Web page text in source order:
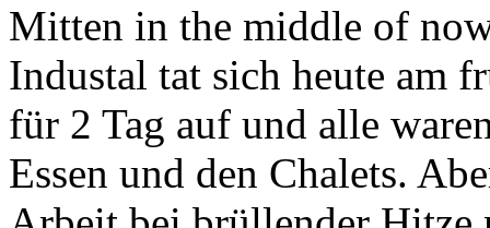
Mitten in the middle of
Industal tat sich heute am
für 2 Tag auf und alle
Essen und den Chalets.